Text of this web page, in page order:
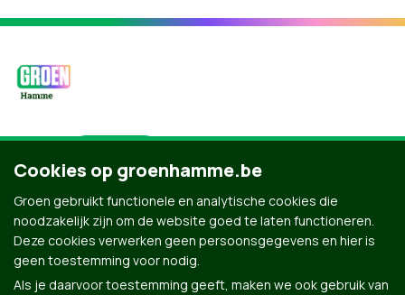
© Copyright Groen 2026 | Gemaakt metNationBuilder
Contact Privacybeleid
Cookies op groenhamme.be
Groen gebruikt functionele en analytische cookies die
noodzakelijk zijn om de website goed te laten functioneren.
Deze cookies verwerken geen persoonsgegevens en hier is
geen toestemming voor nodig.
Als je daarvoor toestemming geeft, maken we ook gebruik van